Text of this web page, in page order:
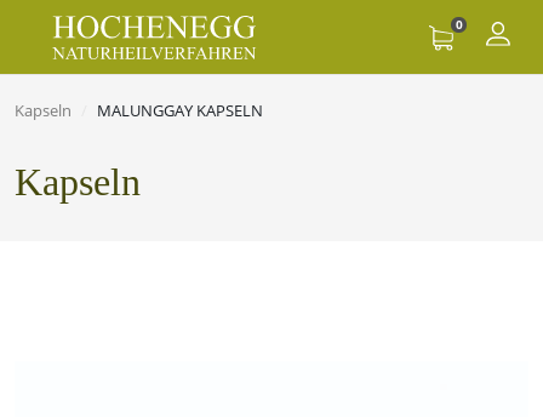
0
Kapseln MALUNGGAY KAPSELN
Kapseln